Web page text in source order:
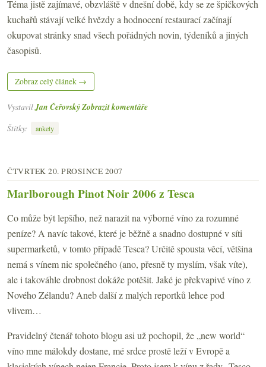
Téma jistě zajímavé, obzvláště v dnešní době, kdy se ze špičkových
kuchařů stávají velké hvězdy a hodnocení restaurací začínají
okupovat stránky snad všech pořádných novin, týdeníků a jiných
časopisů.
Zobraz celý článek →
Vystavil Jan ČeřovskýZobrazit komentáře
Štítky:
ankety
ČTVRTEK 20. PROSINCE 2007
Marlborough Pinot Noir 2006 z Tesca
Co může být lepšího, než narazit na výborné víno za rozumné
peníze? A navíc takové, které je běžně a snadno dostupné v síti
supermarketů, v tomto případě Tesca? Určitě spousta věcí, většina
nemá s vínem nic společného (ano, přesně ty myslím, však víte),
ale i takováhle drobnost dokáže potěšit. Jaké je překvapivé víno z
Nového Zélandu? Aneb další z malých reportků lehce pod
vlivem…
Pravidelný čtenář tohoto blogu asi už pochopil, že „new world“
víno mne málokdy dostane, mé srdce prostě leží v Evropě a